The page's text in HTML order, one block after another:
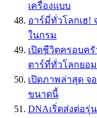
เครื่องแบบ
อาร์มี่ทั่วโลกเฮ!
ในกรม
เปิดชีวิตครอบค
ตาร์ที่ทั่วโลกยอ
เปิดภาพล่าสุด จ
ขนาดนี้
DNAเริ่ดส่งต่อรุ่